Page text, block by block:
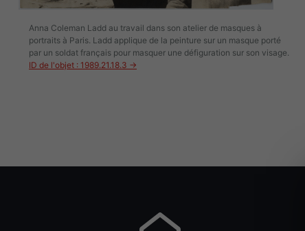
Anna Coleman Ladd au travail dans son atelier de masques à
portraits à Paris. Ladd applique de la peinture sur un masque porté
par un soldat français pour masquer une défiguration sur son visage.
ID de l'objet : 1989.21.18.3 →